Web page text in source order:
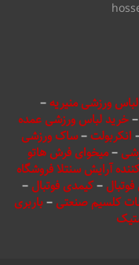
ورزشی منیریه–
–خرید لباس ورزشی عمده
انکربولت–ساک ورزشی
–میخوای فرش هاتو
آرایش سنتلا فروشگاه
–کیمدی فوتبال –
کلسیم صنعتی –باربری